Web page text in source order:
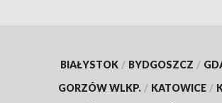
BIAŁYSTOK / BYDGOSZCZ /
GORZÓW WLKP. / KATOWICE /